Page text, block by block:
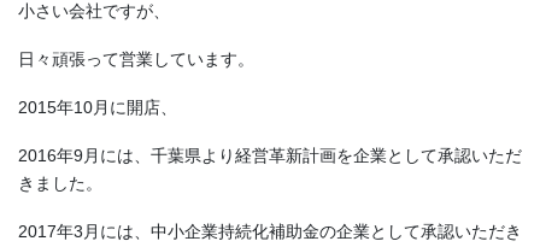
小さい会社ですが、
日々頑張って営業しています。
2015年10月に開店、
2016年9月には、千葉県より経営革新計画を企業として承認いただ
きました。
2017年3月には、中小企業持続化補助金の企業として承認いただき